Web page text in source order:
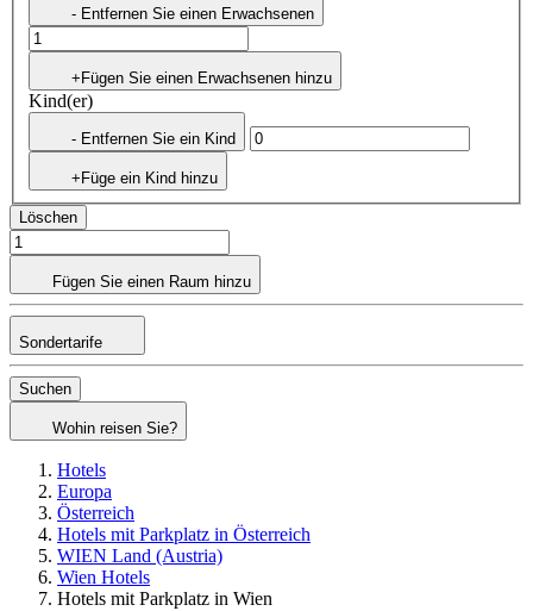
- Entfernen Sie einen Erwachsenen
+Fügen Sie einen Erwachsenen hinzu
Kind(er)
- Entfernen Sie ein Kind
+Füge ein Kind hinzu
Löschen
Fügen Sie einen Raum hinzu
Sondertarife
Suchen
Wohin reisen Sie?
Hotels
Europa
Österreich
Hotels mit Parkplatz in Österreich
WIEN Land (Austria)
Wien Hotels
Hotels mit Parkplatz in Wien